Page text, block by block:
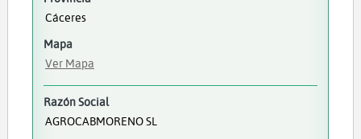
Cáceres
Mapa
Ver Mapa
Razón Social
AGROCABMORENO SL